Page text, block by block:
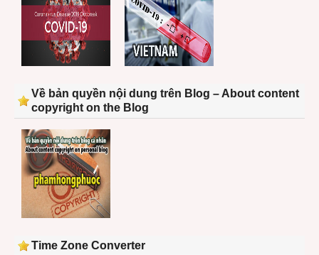
Về bản quyền nội dung trên Blog – About content
copyright on the Blog
Time Zone Converter